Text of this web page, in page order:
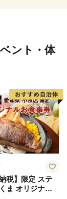
も、その都度
り回数の制限
委託事業者を
期は、各お礼
はいたしか
ついては、再
ント・体
税】限定 ステ
ま オリジナル